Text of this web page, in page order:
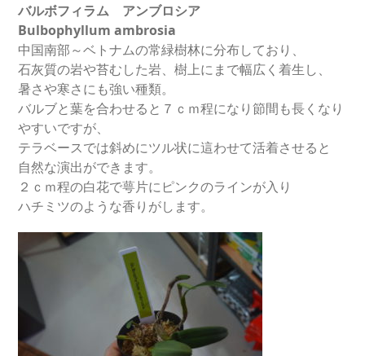
バルボフィラム アンブロシア
Bulbophyllum ambrosia
中国南部～ベトナムの常緑樹林に分布しており、
石灰質の岩や苔むした岩、樹上にまで幅広く着生し、
暑さや寒さにも強い種類。
バルブと葉を合わせると７ｃｍ程になり節間も長くなり
やすいですが、
テラベースでは斜めにツル状に這わせて活着させると
自然な演出ができます。
２ｃｍ程の白花で萼片にピンクのラインが入り
ハチミツのような香りがします。